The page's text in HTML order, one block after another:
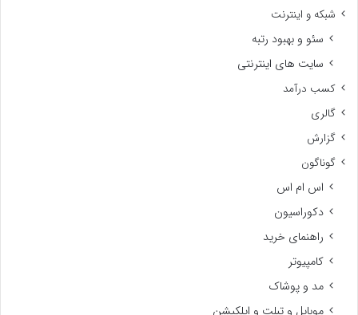
شبکه و اینترنت
سئو و بهبود رتبه
سایت های اینترنتی
کسب درآمد
گالری
گزارش
گوناگون
اس ام اس
دکوراسیون
راهنمای خرید
کامپیوتر
مد و پوشاک
موبایل و تبلت و اپلکیشن